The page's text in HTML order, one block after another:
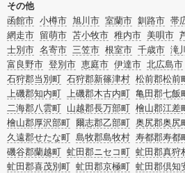
その他
函館市 小樽市 旭川市 室蘭市 釧路市 帯
網走市 留萌市 苫小牧市 稚内市 美唄市
士別市 名寄市 三笠市 根室市 千歳市 滝
富良野市 登別市 恵庭市 伊達市 北広島市
石狩郡当別町 石狩郡新篠津村 松前郡松前
上磯郡知内町 上磯郡木古内町 亀田郡七飯
二海郡八雲町 山越郡長万部町 檜山郡江差
檜山郡厚沢部町 爾志郡乙部町 奥尻郡奥尻
久遠郡せたな町 島牧郡島牧村 寿都郡寿都
磯谷郡蘭越町 虻田郡ニセコ町 虻田郡真狩
虻田郡喜茂別町 虻田郡京極町 虻田郡倶知